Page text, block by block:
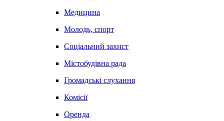
Медицина
Молодь, спорт
Соціальний захист
Містобудівна рада
Громадські слухання
Комісії
Оренда